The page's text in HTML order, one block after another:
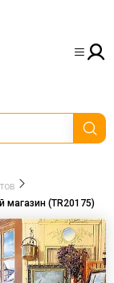
магазин (TR20175)